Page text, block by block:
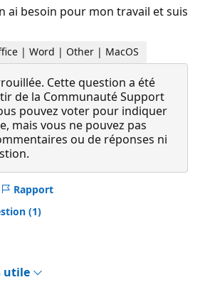
ai besoin pour mon travail et suis
| Word | Other | MacOS
Cette question a été
de la Communauté Support
pouvez voter pour indiquer
mais vous ne pouvez pas
ou de réponses ni
Rapport
(1)
utile